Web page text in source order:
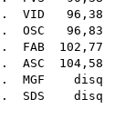
. VID 96,38
. OSC 96,83
. FAB 102,77
. ASC 104,58
. MGF disq
. SDS disq